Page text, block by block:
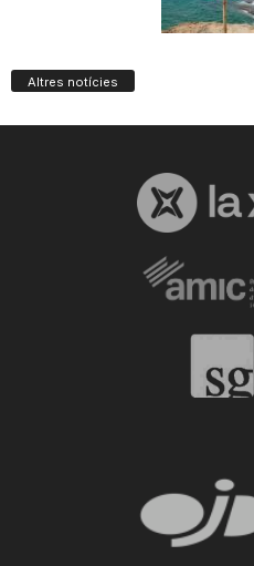
Altres notícies